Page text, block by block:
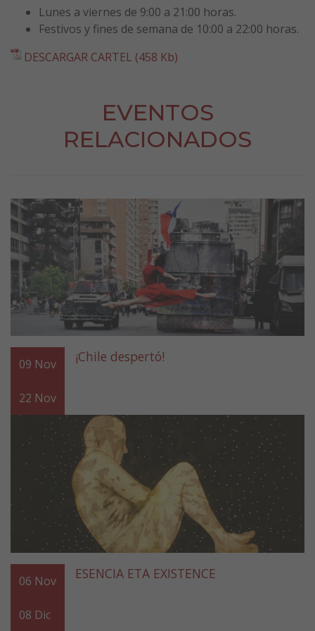
Lunes a viernes de 9:00 a 21:00 horas.
Festivos y fines de semana de 10:00 a 22:00 horas.
DESCARGAR CARTEL (458 Kb)
EVENTOS
RELACIONADOS
09 Nov
22 Nov
¡Chile despertó!
06 Nov
08 Dic
ESENCIA ETA EXISTENCE